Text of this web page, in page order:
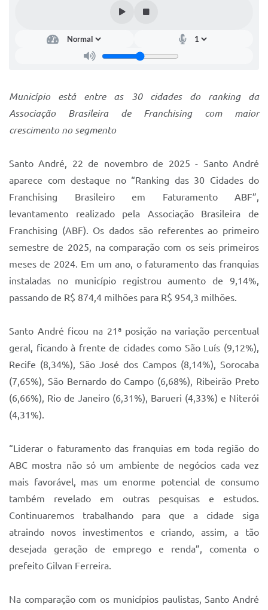
Legislação
Lei de acesso à informação
Mobilidade Urbana Sustentável
Ouvidoria da Cidade
Parque Escola
Portal da Educação
Quadra Fiscal
SIC
Autarquias
Município está entre as 30 cidades do ranking da
Associação Brasileira de Franchising com maior
crescimento no segmento
Santo André, 22 de novembro de 2025 - Santo André
aparece com destaque no “Ranking das 30 Cidades do
Franchising Brasileiro em Faturamento ABF”,
levantamento realizado pela Associação Brasileira de
Franchising (ABF). Os dados são referentes ao primeiro
semestre de 2025, na comparação com os seis primeiros
meses de 2024. Em um ano, o faturamento das franquias
instaladas no município registrou aumento de 9,14%,
passando de R$ 874,4 milhões para R$ 954,3 milhões.
Santo André ficou na 21ª posição na variação percentual
geral, ficando à frente de cidades como São Luís (9,12%),
Recife (8,34%), São José dos Campos (8,14%), Sorocaba
(7,65%), São Bernardo do Campo (6,68%), Ribeirão Preto
(6,66%), Rio de Janeiro (6,31%), Barueri (4,33%) e Niterói
(4,31%).
“Liderar o faturamento das franquias em toda região do
ABC mostra não só um ambiente de negócios cada vez
mais favorável, mas um enorme potencial de consumo
também revelado em outras pesquisas e estudos.
Continuaremos trabalhando para que a cidade siga
atraindo novos investimentos e criando, assim, a tão
desejada geração de emprego e renda”, comenta o
prefeito Gilvan Ferreira.
Na comparação com os municípios paulistas, Santo André